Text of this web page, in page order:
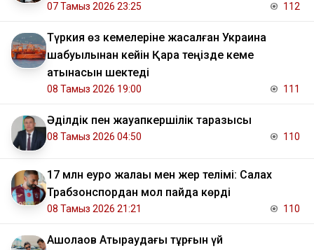
07 Тамыз 2026 23:25 112
Түркия өз кемелеріне жасалған Украина
шабуылынан кейін Қара теңізде кеме
қатынасын шектеді
08 Тамыз 2026 19:00 111
Әділдік пен жауапкершілік таразысы
08 Тамыз 2026 04:50 110
17 млн еуро жалақы мен жер телімі: Салах
Трабзонспордан мол пайда көрді
08 Тамыз 2026 21:21 110
​Ақшолақов Атыраудағы тұрғын үй